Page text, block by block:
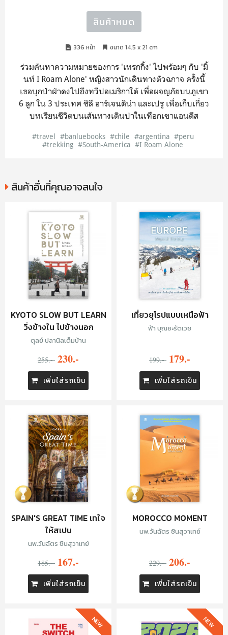
สินค้าหมด
336 หน้า ขนาด 14.5 x 21 cm
ร่วมค้นหาความหมายของการ 'เทรกกิ้ง' ไปพร้อมๆ กับ 'มิ้
นท์ I Roam Alone' หญิงสาวนักเดินทางตัวฉกาจ ครั้งนี้
เธอบุกป่าฝ่าดงไปถึงทวีปอเมริกาใต้ เพื่อผจญภัยบนภูเขา
6 ลูก ใน 3 ประเทศ ชิลี อาร์เจนติน่า และเปรู เพื่อเก็บเกี่ยว
บทเรียนชีวิตบนเส้นทางเดินป่าในเทือกเขาแอนดีส
#travel #banluebooks #chile #argentina #peru
#trekking #South-America #I Roam Alone
สินค้าอื่นที่คุณอาจสนใจ
KYOTO SLOW BUT LEARN
วิ่งข้างใน ไปข้างนอก
ตุลย์ ปลานิลเต็มบ้าน
255.- 230.-
เพิ่มใส่รถเข็น
เที่ยวยุโรปแบบเหนือฟ้า
ฟ้า บุณยะรัตเวช
199.- 179.-
เพิ่มใส่รถเข็น
SPAIN'S GREAT TIME เทใจ
ให้สเปน
นพ.วันฉัตร ชินสุวาเทย์
185.- 167.-
เพิ่มใส่รถเข็น
MOROCCO MOMENT
นพ.วันฉัตร ชินสุวาเทย์
229.- 206.-
เพิ่มใส่รถเข็น
NEW NEW